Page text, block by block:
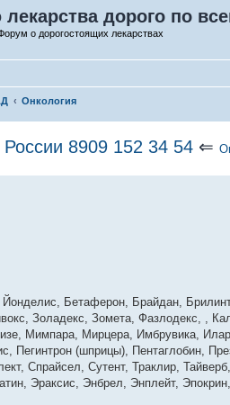
дорого по
о дорогостоящих лекарствах
Онкология
8909 152 34 54 ⇐
Бетаферон, Брайдан,
Золадекс, Зомета, Фазлодекс, ,
Мимпара, Мирцера, Имбрувика,
Пегинтрон (шприцы), Пентаглобин,
Спрайсел, Сутент, Траклир,
Эраксис, Энбрел, Энплейт,